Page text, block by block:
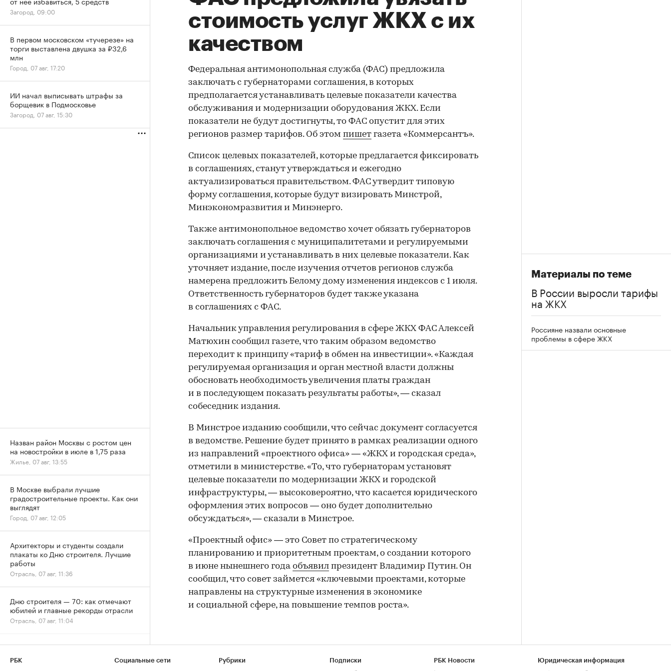
стоимость услуг ЖКХ с их
качеством
Федеральная антимонопольная служба (ФАС) предложила
заключать с губернаторами соглашения, в которых
предполагается устанавливать целевые показатели качества
обслуживания и модернизации оборудования ЖКХ. Если
показатели не будут достигнуты, то ФАС опустит для этих
регионов размер тарифов. Об этом пишет газета «Коммерсантъ».
Список целевых показателей, которые предлагается фиксировать
в соглашениях, станут утверждаться и ежегодно
актуализироваться правительством. ФАС утвердит типовую
форму соглашения, которые будут визировать Минстрой,
Минэкономразвития и Минэнерго.
Также антимонопольное ведомство хочет обязать губернаторов
заключать соглашения с муниципалитетами и регулируемыми
организациями и устанавливать в них целевые показатели. Как
уточняет издание, после изучения отчетов регионов служба
намерена предложить Белому дому изменения индексов с 1 июля.
Ответственность губернаторов будет также указана
в соглашениях с ФАС.
Начальник управления регулирования в сфере ЖКХ ФАС Алексей
Матюхин сообщил газете, что таким образом ведомство
переходит к принципу «тариф в обмен на инвестиции». «Каждая
регулируемая организация и орган местной власти должны
обосновать необходимость увеличения платы граждан
и в последующем показать результаты работы», — сказал
собеседник издания.
В Минстрое изданию сообщили, что сейчас документ согласуется
в ведомстве. Решение будет принято в рамках реализации одного
из направлений «проектного офиса» — «ЖКХ и городская среда»,
отметили в министерстве. «То, что губернаторам установят
целевые показатели по модернизации ЖКХ и городской
инфраструктуры, — высоковероятно, что касается юридического
оформления этих вопросов — оно будет дополнительно
обсуждаться», — сказали в Минстрое.
«Проектный офис» — это Совет по стратегическому
планированию и приоритетным проектам, о создании которого
в июне нынешнего года объявил президент Владимир Путин. Он
сообщил, что совет займется «ключевыми проектами, которые
направлены на структурные изменения в экономике
и социальной сфере, на повышение темпов роста».
Материалы по теме
В России выросли тарифы
на ЖКХ
Россияне назвали основные
проблемы в сфере ЖКХ
Загород, 09:00
В первом московском «тучерезе» на
торги выставлена двушка за ₽32,6
млн
Город, 07 авг, 17:20
ИИ начал выписывать штрафы за
борщевик в Подмосковье
Загород, 07 авг, 15:30
Назван район Москвы с ростом цен
на новостройки в июле в 1,75 раза
Жилье, 07 авг, 13:55
В Москве выбрали лучшие
градостроительные проекты. Как они
выглядят
Город, 07 авг, 12:05
Архитекторы и студенты создали
плакаты ко Дню строителя. Лучшие
работы
Отрасль, 07 авг, 11:36
Дню строителя — 70: как отмечают
юбилей и главные рекорды отрасли
Отрасль, 07 авг, 11:04
Рост цен на жилье в июле охватил все
округа Москвы
РБК Социальные сети Рубрики Подписки РБК Новости Юридическая информация